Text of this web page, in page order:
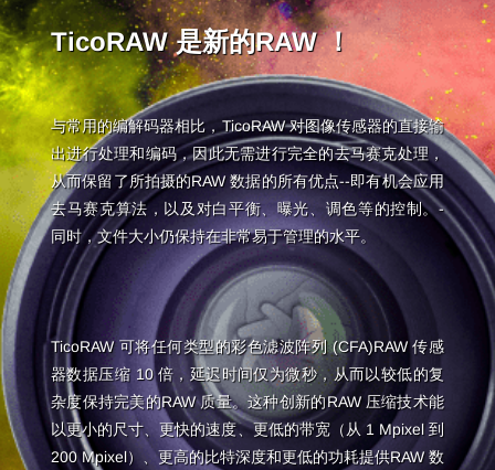
TicoRAW 是新的RAW ！
与常用的编解码器相比，TicoRAW 对图像传感器的直接输
出进行处理和编码，因此无需进行完全的去马赛克处理，
从而保留了所拍摄的RAW 数据的所有优点--即有机会应用
去马赛克算法，以及对白平衡、曝光、调色等的控制。-
同时，文件大小仍保持在非常易于管理的水平。
TicoRAW 可将任何类型的彩色滤波阵列 (CFA)RAW 传感
器数据压缩 10 倍，延迟时间仅为微秒，从而以较低的复
杂度保持完美的RAW 质量。这种创新的RAW 压缩技术能
以更小的尺寸、更快的速度、更低的带宽（从 1 Mpixel 到
200 Mpixel）、更高的比特深度和更低的功耗提供RAW 数